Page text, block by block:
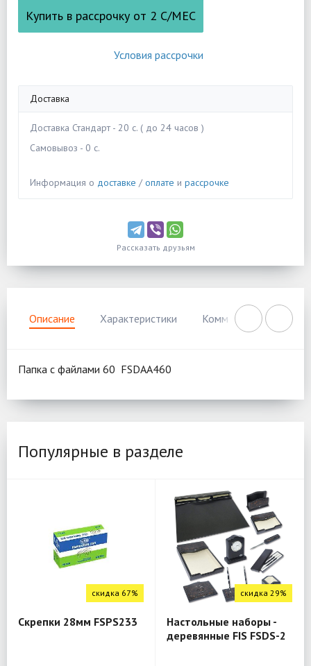
Купить в рассрочку от 2 С/МЕС
Условия рассрочки
Доставка
Доставка Стандарт - 20 c. ( до 24 часов )
Самовывоз - 0 c.
Информация о доставке /оплате и рассрочке
Рассказать друзьям
Описание Характеристики Комментарии
Папка с файлами 60 FSDAA460
Популярные в разделе
скидка 67%
Скрепки 28мм FSPS233
скидка 29%
Настольные наборы -
деревянные FIS FSDS-2